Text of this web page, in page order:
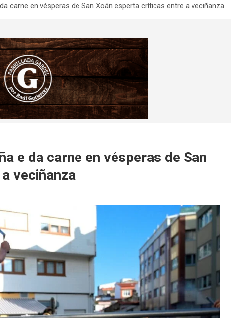
carne en vésperas de San Xoán esperta críticas entre a veciñanza
e da carne en vésperas de San
veciñanza